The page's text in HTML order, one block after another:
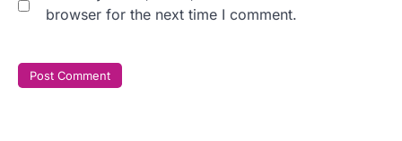
browser for the next time I comment.